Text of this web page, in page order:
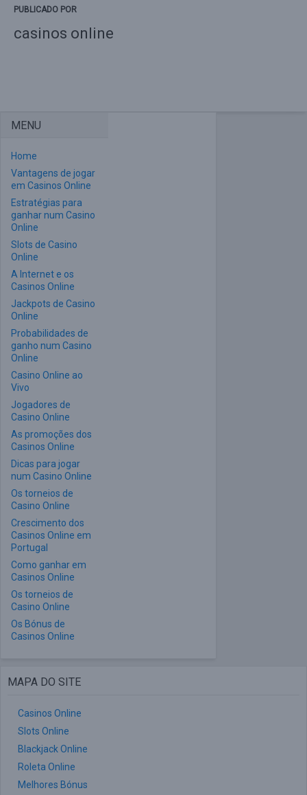
PUBLICADO POR
casinos online
MENU
Home
Vantagens de jogar
em Casinos Online
Estratégias para
ganhar num Casino
Online
Slots de Casino
Online
A Internet e os
Casinos Online
Jackpots de Casino
Online
Probabilidades de
ganho num Casino
Online
Casino Online ao
Vivo
Jogadores de
Casino Online
As promoções dos
Casinos Online
Dicas para jogar
num Casino Online
Os torneios de
Casino Online
Crescimento dos
Casinos Online em
Portugal
Como ganhar em
Casinos Online
Os torneios de
Casino Online
Os Bónus de
Casinos Online
MAPA DO SITE
Casinos Online
Slots Online
Blackjack Online
Roleta Online
Melhores Bónus